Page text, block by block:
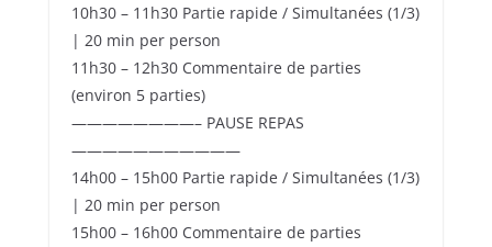
10h30 – 11h30 Partie rapide / Simultanées (1/3)
| 20 min per person
11h30 – 12h30 Commentaire de parties
(environ 5 parties)
————————– PAUSE REPAS
———————————
14h00 – 15h00 Partie rapide / Simultanées (1/3)
| 20 min per person
15h00 – 16h00 Commentaire de parties